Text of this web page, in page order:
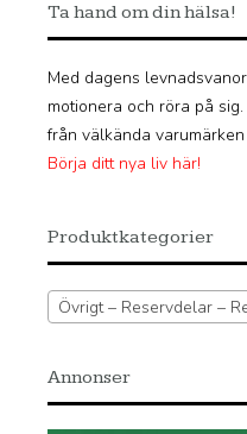
Ta hand om din hälsa!
Med dagens
motionera och röra på
från välkända
Börja ditt nya liv här!
Produktkategorier
Övrigt – Reservdelar –
Annonser